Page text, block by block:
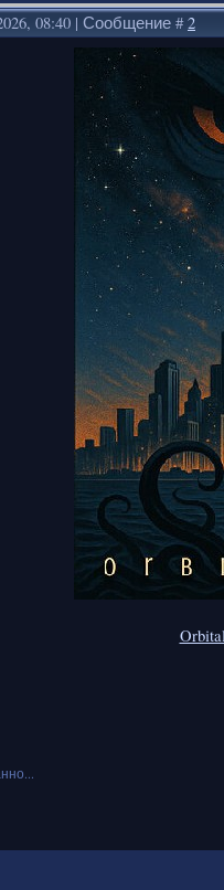
08:40 | Сообщение #2